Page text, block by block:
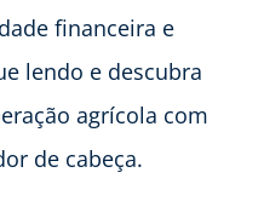
financeira e
lendo e descubra
agrícola com
de cabeça.